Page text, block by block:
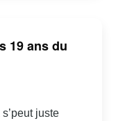
19 ans du
juste